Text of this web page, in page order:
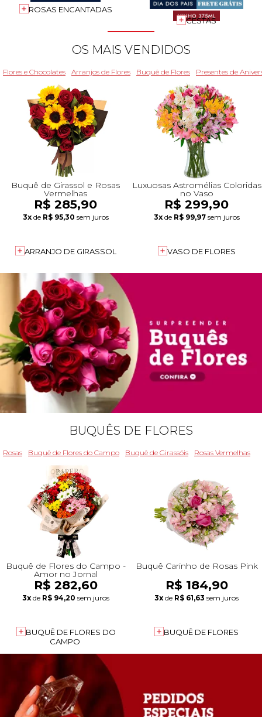
+Presentes com Flores
+Presentes por Ocasião
+Presentes para Família
+Presentes para Todos
+Tipo de Cesta
+Tipos de Buquês
+Tipos de Arranjos
+Tipos de Flores
+Por Cores
+Cidades do Sul
+Cidades do Sudeste
+Cidades do Norte
+Cidades do Nordeste
ROSAS ENCANTADAS
CESTAS
OS MAIS VENDIDOS
Flores e Chocolates Arranjos de Flores Buquê de Flores Presentes de
Buquê de Girassol e Rosas
Vermelhas
R$ 285,90
3x de R$ 95,30 sem juros
ARRANJO DE GIRASSOL
Luxuosas Astromélias Coloridas
no Vaso
R$ 299,90
3x de R$ 99,97sem juros
VASO DE FLORES
BUQUÊS DE FLORES
Rosas Buquê de Flores do Campo Buquê de Girassóis Rosas Vermelhas
Buquê de Flores do Campo -
Amor no Jornal
R$ 282,60
3x de R$ 94,20 sem juros
BUQUÊ DE FLORES DO
CAMPO
Buquê Carinho de Rosas Pink
R$ 184,90
3x de R$ 61,63 sem juros
BUQUÊ DE FLORES